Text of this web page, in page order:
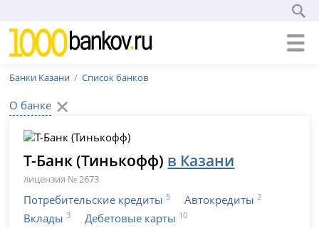
Банки Казани Список банков
О банке
Т-Банк (Тинькофф) в Казани
лицензия № 2673
Потребительские кредиты 5 Автокредиты 2
Вклады 3 Дебетовые карты 10